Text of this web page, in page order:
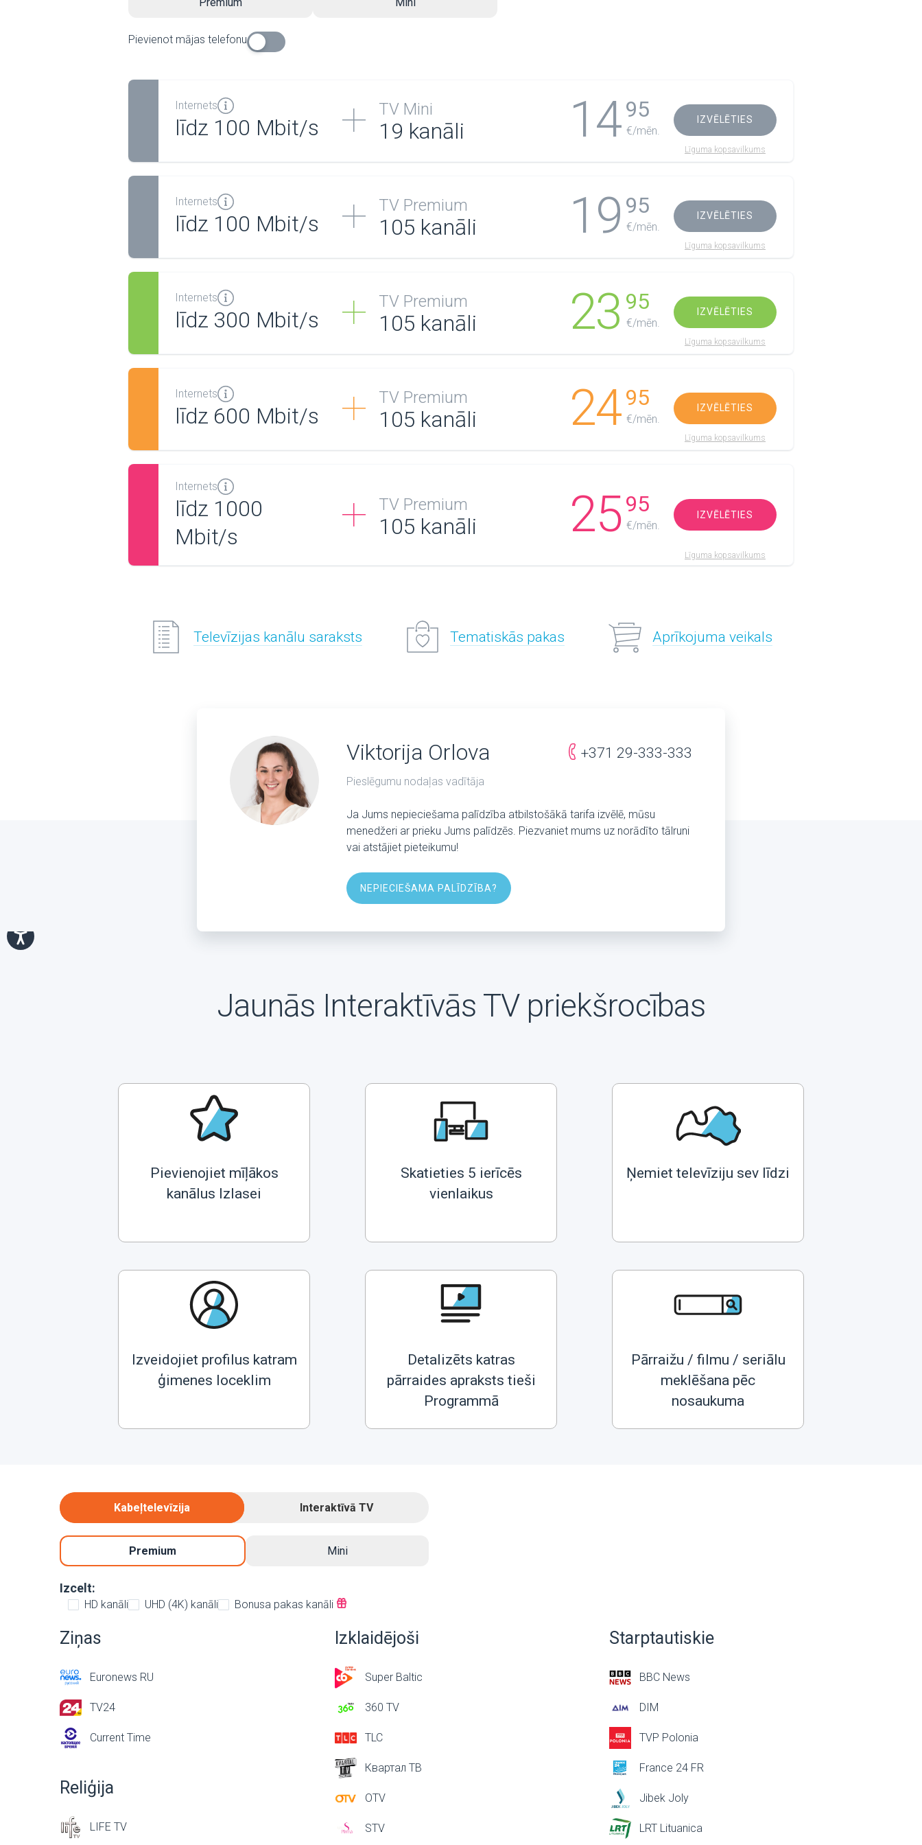
Pievienot mājas telefonu
Internets
līdz 100 Mbit/s
TV Mini
19 kanāli 1495
€/mēn.
IZVĒLĒTIES
Līguma kopsavilkums
Internets
līdz 100 Mbit/s
TV Premium
105 kanāli 19 95
€/mēn.
IZVĒLĒTIES
Līguma kopsavilkums
Internets
līdz 300 Mbit/s
TV Premium
105 kanāli 23 95
€/mēn.
IZVĒLĒTIES
Līguma kopsavilkums
Internets
līdz 600 Mbit/s
TV Premium
105 kanāli 2495
€/mēn.
IZVĒLĒTIES
Līguma kopsavilkums
Internets
līdz 1000
Mbit/s
TV Premium
105 kanāli 2595
€/mēn.
IZVĒLĒTIES
Līguma kopsavilkums
Televīzijas kanālu saraksts Tematiskās pakas Aprīkojuma veikals
Viktorija Orlova
Pieslēgumu nodaļas vadītāja
+371 29-333-333
Ja Jums nepieciešama palīdzība atbilstošākā tarifa izvēlē, mūsu
menedžeri ar prieku Jums palīdzēs. Piezvaniet mums uz norādīto tālruni
vai atstājiet pieteikumu!
NEPIECIEŠAMA PALĪDZĪBA?
Jaunās Interaktīvās TV priekšrocības
Pievienojiet mīļākos
kanālus Izlasei
Skatieties 5 ierīcēs
vienlaikus
Ņemiet televīziju sev līdzi
Izveidojiet profilus katram
ģimenes loceklim
Detalizēts katras
pārraides apraksts tieši
Programmā
Pārraižu / filmu / seriālu
meklēšana pēc
nosaukuma
Kabeļtelevīzija Interaktīvā TV
Premium Mini
Izcelt:
HD kanāli UHD (4K) kanāli Bonusa pakas kanāli
Ziņas
Euronews RU
TV24
Current Time
Reliģija
LIFE TV
Izklaidējoši
Super Baltic
360 TV
TLC
Квартал ТВ
OTV
STV
Starptautiskie
BBC News
DIM
TVP Polonia
France 24 FR
Jibek Joly
LRT Lituanica